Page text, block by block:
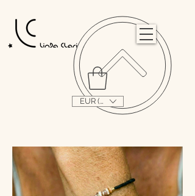
EUR (€)